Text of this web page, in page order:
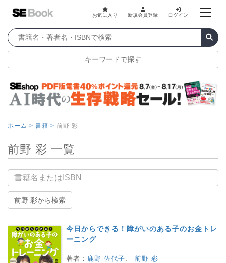
お気に入り 新規会員登録 ログイン
キーワードで探す
ホーム > 書籍 > 前野 彩
前野 彩 一覧
書籍名
前野 彩から検索
今日からできる！障がいのある子のお金トレ
ーニング
著者： 鹿野 佐代子
前野 彩